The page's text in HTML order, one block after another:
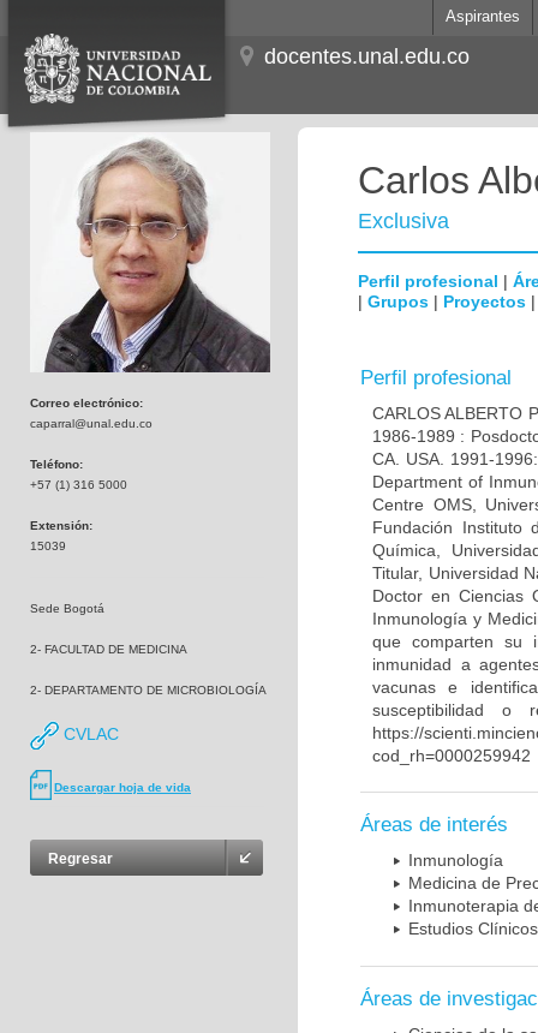
Aspirantes
docentes.unal.edu.co
Correo electrónico:
caparral@unal.edu.co
Teléfono:
+57 (1) 316 5000
Extensión:
15039
Sede Bogotá
2- FACULTAD DE MEDICINA
2- DEPARTAMENTO DE MICROBIOLOGÍA
CVLAC
Descargar hoja de vida
Regresar
Carlos
Exclusiva
Perfil profesional |
| Grupos | Proyectos
Perfil profesional
CARLOS ALBERTO
1986-1989 :
CA. USA. 1991-
Department of
Centre OMS,
Fundación Instituto
Química,
Titular, Universidad
Doctor en Ciencias
Inmunología y
que comparten su
inmunidad a
vacunas e
susceptibilidad o
https://
cod_rh=0000259942
Áreas de interés
Inmunología
Medicina de
Inmunoterapia
Estudios Clínicos
Áreas de